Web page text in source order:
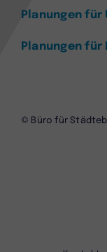
Planungen für
Planungen für
© Büro für